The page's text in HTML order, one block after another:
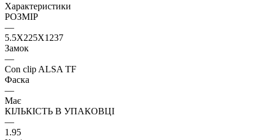
Характеристики
РОЗМІР
—
5.5X225X1237
Замок
—
Con clip ALSA TF
Фаска
—
Має
КІЛЬКІСТЬ В УПАКОВЦІ
—
1.95